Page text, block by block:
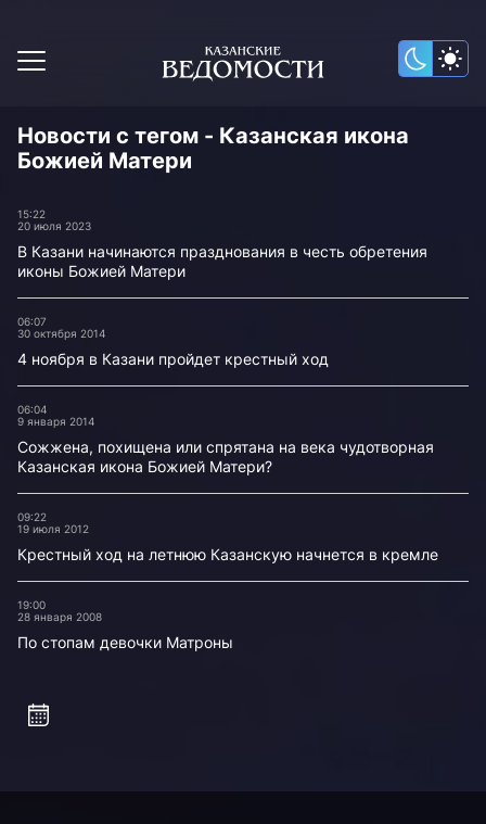
Новости с тегом - Казанская икона
Божией Матери
15:22
20 июля 2023
В Казани начинаются празднования в честь обретения
иконы Божией Матери
06:07
30 октября 2014
4 ноября в Казани пройдет крестный ход
06:04
9 января 2014
Сожжена, похищена или спрятана на века чудотворная
Казанская икона Божией Матери?
09:22
19 июля 2012
Крестный ход на летнюю Казанскую начнется в кремле
19:00
28 января 2008
По стопам девочки Матроны